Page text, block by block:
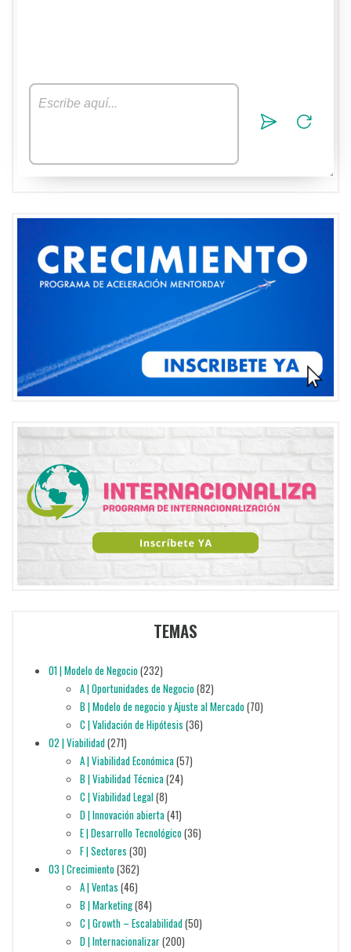
TEMAS
01 | Modelo de Negocio(232)
A | Oportunidades de Negocio(82)
B | Modelo de negocio y Ajuste al Mercado(70)
C | Validación de Hipótesis (36)
02 | Viabilidad(271)
A | Viabilidad Económica(57)
B | Viabilidad Técnica(24)
C | Viabilidad Legal(8)
D | Innovación abierta(41)
E | Desarrollo Tecnológico(36)
F | Sectores (30)
03 | Crecimiento(362)
A | Ventas (46)
B | Marketing(84)
C | Growth – Escalabilidad(50)
D | Internacionalizar(200)